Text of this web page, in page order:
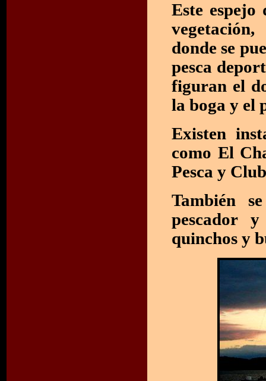
Este espejo
donde se
pesca
figuran el
la boga y el
Existen
como El
Pesca y
También
pescador
quinchos y